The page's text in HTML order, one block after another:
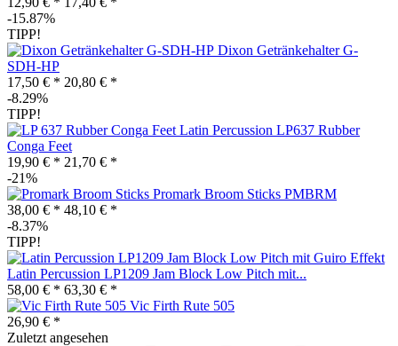
-15.87%
TIPP!
Dixon Getränkehalter G-
SDH-HP
17,50 € * 20,80 € *
-8.29%
TIPP!
Latin Percussion LP637 Rubber
Conga Feet
19,90 € * 21,70 € *
-21%
Promark Broom Sticks PMBRM
38,00 € * 48,10 € *
-8.37%
TIPP!
Latin Percussion LP1209 Jam Block Low Pitch mit...
58,00 € * 63,30 € *
Vic Firth Rute 505
26,90 € *
Zuletzt angesehen